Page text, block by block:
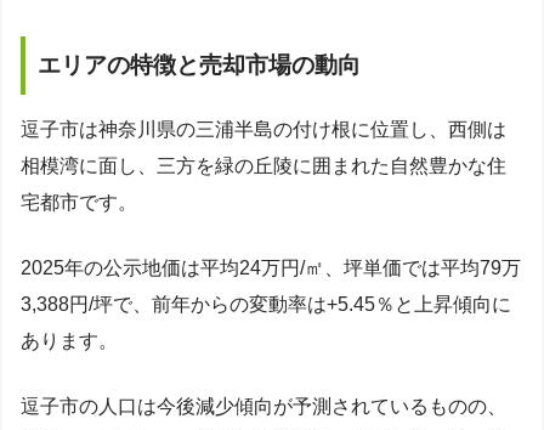
エリアの特徴と売却市場の動向
逗子市は神奈川県の三浦半島の付け根に位置し、西側は
相模湾に面し、三方を緑の丘陵に囲まれた自然豊かな住
宅都市です。
2025年の公示地価は平均24万円/㎡、坪単価では平均79万
3,388円/坪で、前年からの変動率は+5.45％と上昇傾向に
あります。
逗子市の人口は今後減少傾向が予測されているものの、